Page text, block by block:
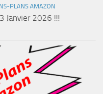
PLANS AMAZON
Janvier 2026 !!!